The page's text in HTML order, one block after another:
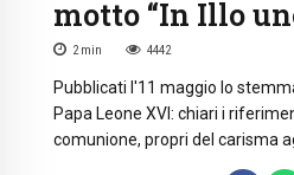
motto “In Illo
2 min 4442
Pubblicati l'11 maggio lo
Papa Leone XVI: chiari i
comunione, propri del carisma